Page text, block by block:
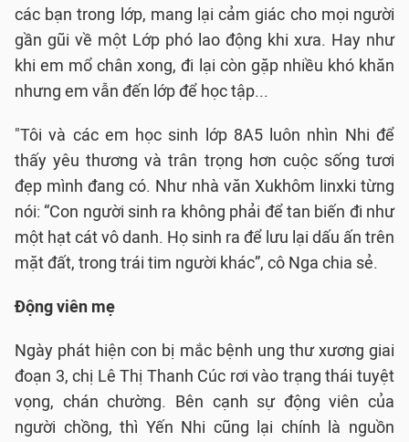
các bạn trong lớp, mang lại cảm giác cho mọi người
gần gũi về một Lớp phó lao động khi xưa. Hay như
khi em mổ chân xong, đi lại còn gặp nhiều khó khăn
nhưng em vẫn đến lớp để học tập...
"Tôi và các em học sinh lớp 8A5 luôn nhìn Nhi để
thấy yêu thương và trân trọng hơn cuộc sống tươi
đẹp mình đang có. Như nhà văn Xukhôm linxki từng
nói: “Con người sinh ra không phải để tan biến đi như
một hạt cát vô danh. Họ sinh ra để lưu lại dấu ấn trên
mặt đất, trong trái tim người khác”, cô Nga chia sẻ.
Động viên mẹ
Ngày phát hiện con bị mắc bệnh ung thư xương giai
đoạn 3, chị Lê Thị Thanh Cúc rơi vào trạng thái tuyệt
vọng, chán chường. Bên cạnh sự động viên của
người chồng, thì Yến Nhi cũng lại chính là nguồn